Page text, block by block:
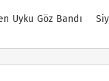
Uyku Göz Bandı